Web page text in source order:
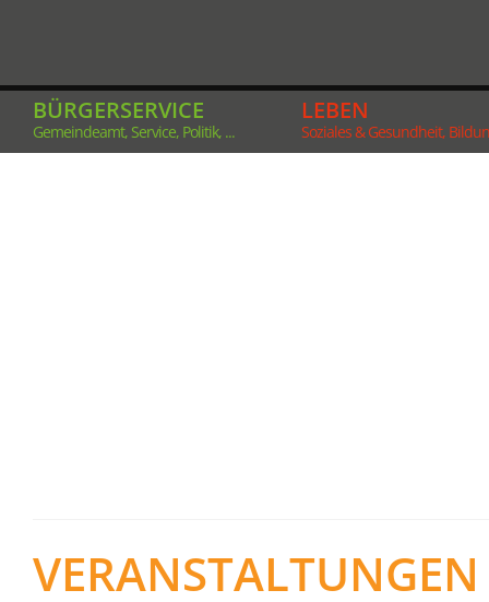
BÜRGERSERVICE
Gemeindeamt, Service, Politik, ...
LEBEN
Soziales & Gesundheit,
VERANSTALTUNGEN